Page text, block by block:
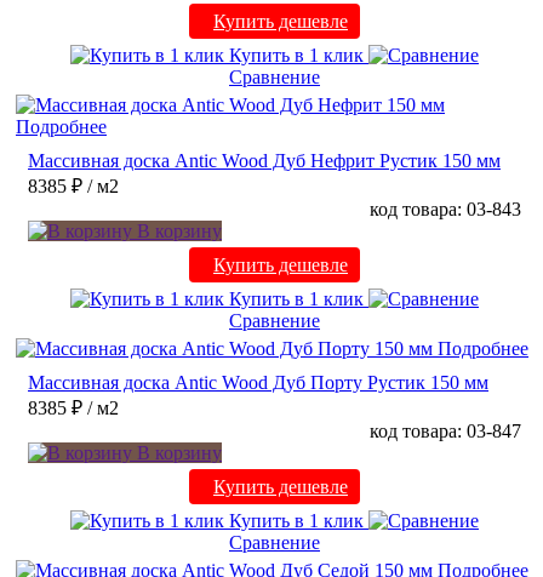
Купить дешевле
Купить в 1 клик
Сравнение
Подробнее
Массивная доска Antic Wood Дуб Нефрит Рустик 150 мм
8385 ₽ / м2
код товара: 03-843
В корзину
Купить дешевле
Купить в 1 клик
Сравнение
Подробнее
Массивная доска Antic Wood Дуб Порту Рустик 150 мм
8385 ₽ / м2
код товара: 03-847
В корзину
Купить дешевле
Купить в 1 клик
Сравнение
Подробнее